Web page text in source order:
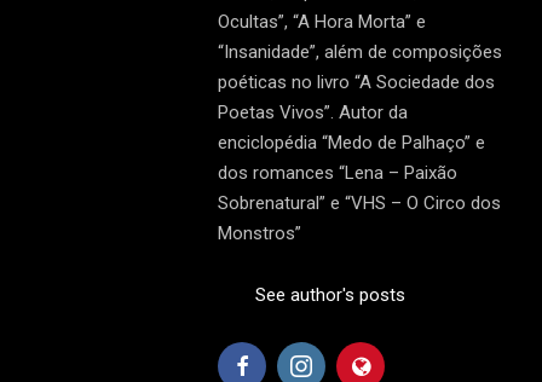
Ocultas”, “A Hora Morta” e
“Insanidade”, além de composições
poéticas no livro “A Sociedade dos
Poetas Vivos”. Autor da
enciclopédia “Medo de Palhaço” e
dos romances “Lena – Paixão
Sobrenatural” e “VHS – O Circo dos
Monstros”
See author's posts